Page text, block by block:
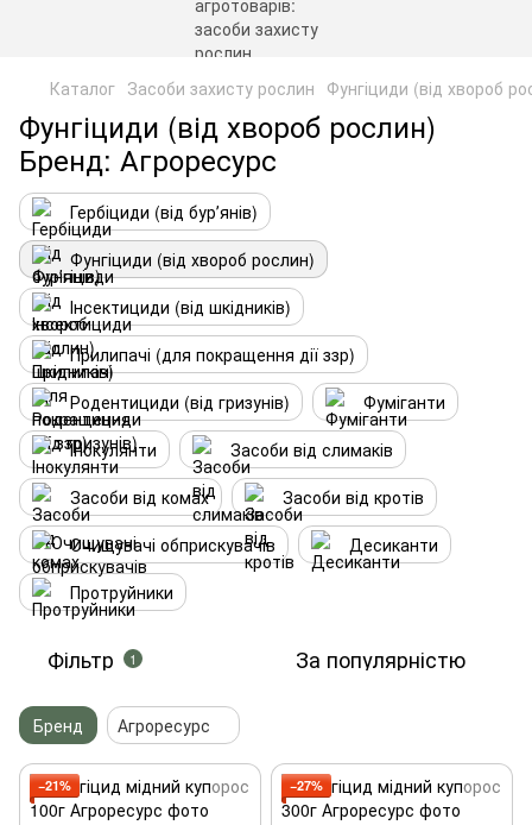
Каталог Засоби захисту рослин Фунгіциди (від хвороб
Фунгіциди (від хвороб рослин)
Бренд: Агроресурс
Гербіциди (від бурʼянів)
Фунгіциди (від хвороб рослин)
Інсектициди (від шкідників)
Прилипачі (для покращення дії ззр)
Родентициди (від гризунів)
Фуміганти
Інокулянти
Засоби від слимаків
Засоби від комах
Засоби від кротів
Очищувачі обприскувачів
Десиканти
Протруйники
Фільтр 1 За популярністю
Бренд Агроресурс
−21% −27%